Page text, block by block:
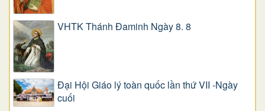
VHTK Thánh Đaminh Ngày 8. 8
Đại Hội Giáo lý toàn quốc lần thứ VII -Ngày
cuối